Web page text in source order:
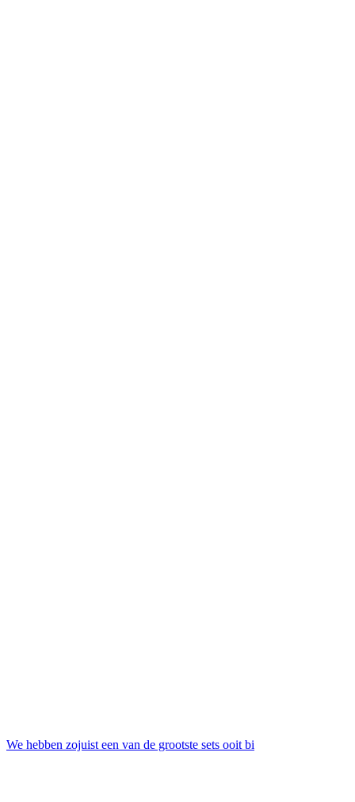
We hebben zojuist een van de grootste sets ooit bi